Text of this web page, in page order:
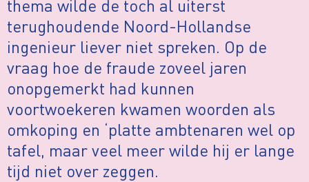
thema wilde de toch al uiterst
terughoudende Noord-Hollandse
ingenieur liever niet spreken. Op de
vraag hoe de fraude zoveel jaren
onopgemerkt had kunnen
voortwoekeren kwamen woorden als
omkoping en ‘platte ambtenaren wel op
tafel, maar veel meer wilde hij er lange
tijd niet over zeggen.